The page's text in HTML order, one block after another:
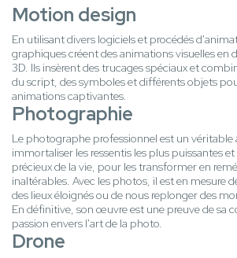
Motion design
En utilisant divers logiciels et procédés
graphiques créent des animations visuelles en
3D. Ils insèrent des trucages spéciaux et
du script, des symboles et différents objets
animations captivantes.
Photographie
Le photographe professionnel est un véritable
immortaliser les ressentis les plus puissantes
précieux de la vie, pour les transformer en
inaltérables. Avec les photos, il est en mesure
des lieux éloignés ou de nous replonger des
En définitive, son œuvre est une preuve de sa
passion envers l'art de la photo.
Drone